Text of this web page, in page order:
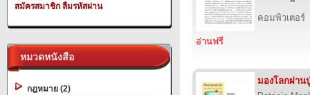
สมัครสมาชิก ลืมรหัสผ่าน
หมวดหนังสือ
กฎหมาย (2)
คอมพิวเตอร์
อ่านฟรี
มองโลกผ่าน